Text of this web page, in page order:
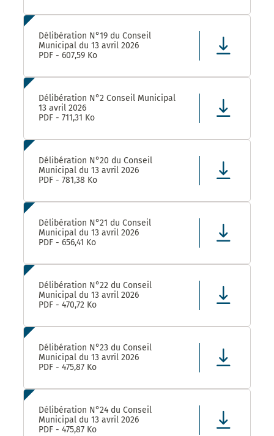
Délibération N°19 du Conseil
Municipal du 13 avril 2026
PDF - 607,59 Ko
Délibération N°2 Conseil Municipal
13 avril 2026
PDF - 711,31 Ko
Délibération N°20 du Conseil
Municipal du 13 avril 2026
PDF - 781,38 Ko
Délibération N°21 du Conseil
Municipal du 13 avril 2026
PDF - 656,41 Ko
Délibération N°22 du Conseil
Municipal du 13 avril 2026
PDF - 470,72 Ko
Délibération N°23 du Conseil
Municipal du 13 avril 2026
PDF - 475,87 Ko
Délibération N°24 du Conseil
Municipal du 13 avril 2026
PDF - 475,87 Ko